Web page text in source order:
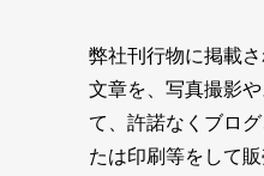
弊社刊行物に掲載
文章を、写真撮影
て、許諾なくブロ
たは印刷等をして